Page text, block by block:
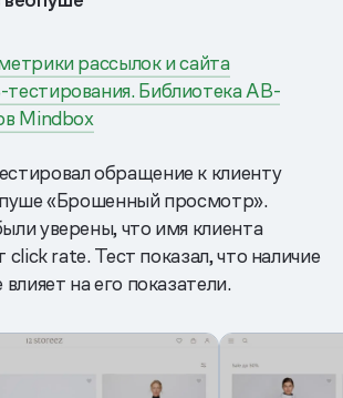
рассылок и сайта
Библиотека AB-
Mindbox
обращение к клиенту
«Брошенный просмотр».
уверены, что имя клиента
rate. Тест показал, что наличие
на его показатели.